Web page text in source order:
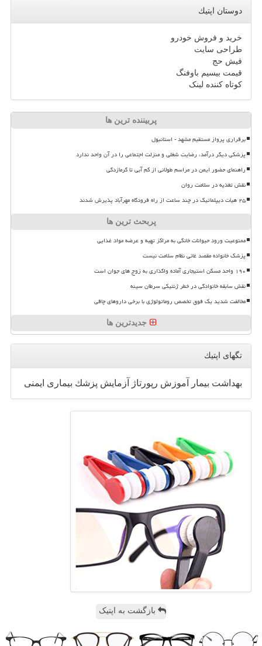
دوستان اپتیك
خرید و فروش خودرو
طراحی سایت
فیش حج
قیمت بیسیم باوفنگ
کوتاه کننده لینک
پربیننده ترین ها
برقراری پرواز مستقیم مشهد - استانبول
پزشکی دیگر درآمد، رضایت شغلی و منزلت اجتماعی را در آن واحد ندارد
راهنمای حضور ایمن در مراسم طولانی از کم آبی تا گرمازدگی
نقش تغذیه در سلامت روان
۲۵ هیأت دیپلماتیک در چند ساعت از راه فرودگاه مهرآباد پذیرش شدند
پربحث ترین ها
ممنوعیت ورود حیوانات خانگی به مراکز تهیه و عرضه مواد غذایی
پزشک خانواده مقصد غائی نظام سلامت نیست
۱۹۰ واحد مسکن استیجاری آماده واگذاری به زوج های جوان است
نقش سابقه خانوادگی در خطر ژنتیکی سرطان سینه
مخالفت شدید یک فوق تخصص روماتولوژی با برخی داروهای چاقی
جدیدترین ها
تگهای اپتیك
بهداشت بیمار آموزش رپورتاژ آزمایش پزشك بیماری ایمنی
بازگشت به اپتیک